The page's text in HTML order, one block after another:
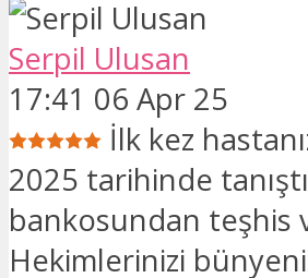
Serpil Ulusan
17:41 06 Apr 25
İlk kez
2025 tarihinde
bankosundan teşhis
Hekimlerinizi